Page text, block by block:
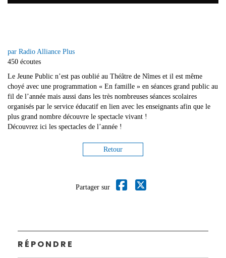
par Radio Alliance Plus
450 écoutes
Le Jeune Public n’est pas oublié au Théâtre de Nîmes et il est même
choyé avec une programmation « En famille » en séances grand public au
fil de l’année mais aussi dans les très nombreuses séances scolaires
organisés par le service éducatif en lien avec les enseignants afin que le
plus grand nombre découvre le spectacle vivant !
Découvrez ici les spectacles de l’année !
Retour
Partager sur
RÉPONDRE